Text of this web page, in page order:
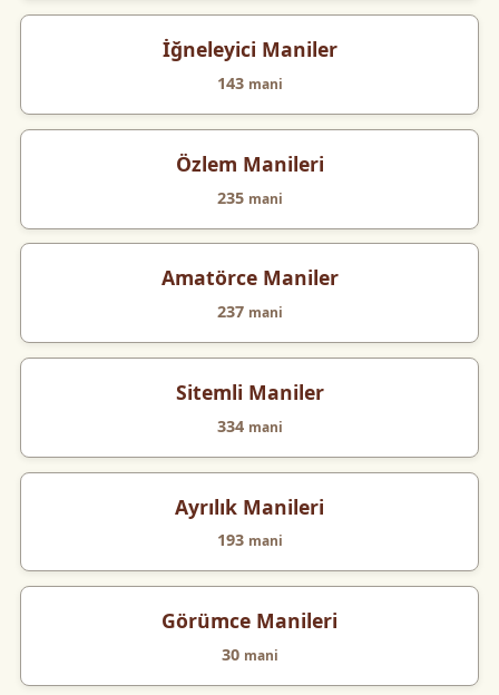
İğneleyici Maniler
143 mani
Özlem Manileri
235 mani
Amatörce Maniler
237 mani
Sitemli Maniler
334 mani
Ayrılık Manileri
193 mani
Görümce Manileri
30 mani